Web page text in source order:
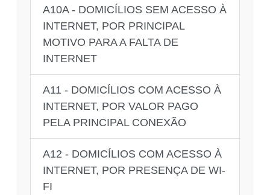
A10A - DOMICÍLIOS SEM ACESSO À
INTERNET, POR PRINCIPAL
MOTIVO PARA A FALTA DE
INTERNET
A11 - DOMICÍLIOS COM ACESSO À
INTERNET, POR VALOR PAGO
PELA PRINCIPAL CONEXÃO
A12 - DOMICÍLIOS COM ACESSO À
INTERNET, POR PRESENÇA DE WI-
FI